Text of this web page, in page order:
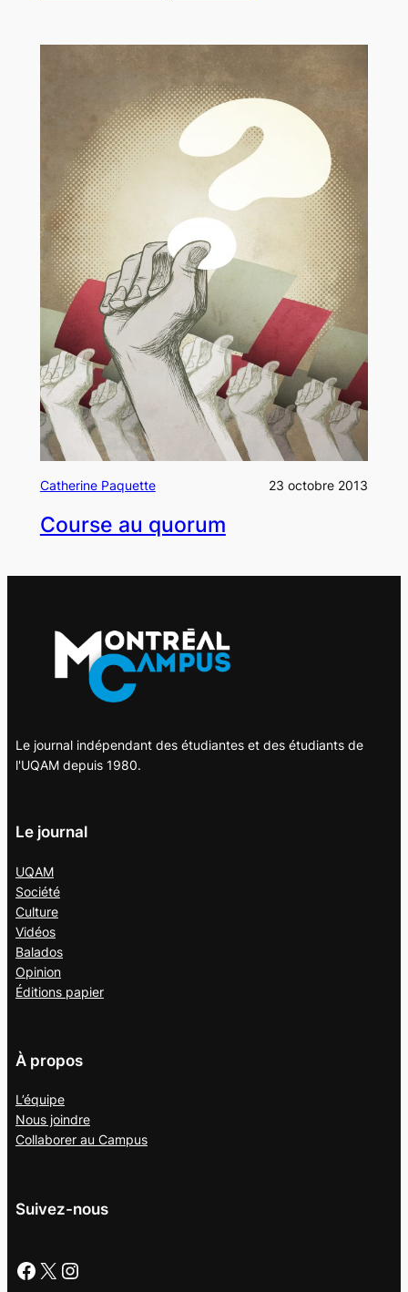
Catherine Paquette 23 octobre 2013
Course au quorum
Le journal indépendant des étudiantes et des étudiants de
l'UQAM depuis 1980.
Le journal
UQAM
Société
Culture
Vidéos
Balados
Opinion
Éditions papier
À propos
L’équipe
Nous joindre
Collaborer au Campus
Suivez-nous
Facebook X Instagram